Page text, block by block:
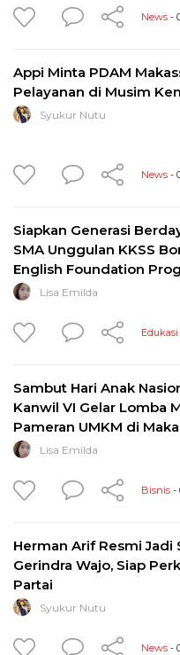
News -
Appi Minta PDAM
Pelayanan di Musim
Syukur Nutu
News -
Siapkan Generasi
SMA Unggulan KKSS
English Foundation
Lisa Emilda
Edukasi
Sambut Hari Anak
Kanwil VI Gelar Lomba
Pameran UMKM di
Lisa Emilda
Bisnis -
Herman Arif Resmi Jadi
Gerindra Wajo, Siap
Partai
Syukur Nutu
News -